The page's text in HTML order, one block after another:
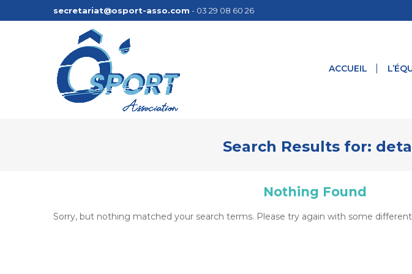
secretariat@osport-asso.com - 03 29 08 60 26
ACCUEIL
Search Results for:
Nothing Found
Sorry, but nothing matched your search terms. Please try again with some